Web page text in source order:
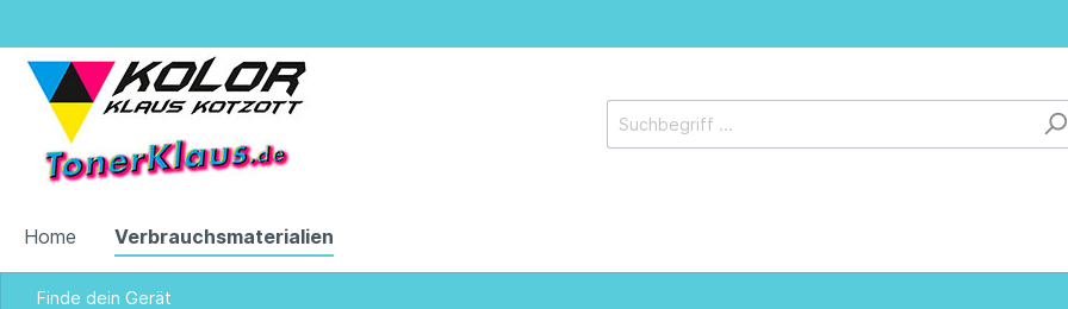
Home Verbrauchsmaterialien
Finde dein Gerät